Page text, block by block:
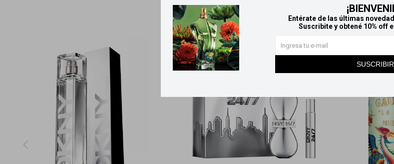
Entérate de las últimas
Suscribite y obtené 10% off
Productos que te pueden